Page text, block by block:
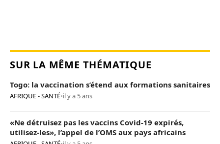
SUR LA MÊME THÉMATIQUE
Togo: la vaccination s’étend aux formations sanitaires
AFRIQUE - SANTÉ•il y a 5 ans
«Ne détruisez pas les vaccins Covid-19 expirés,
utilisez-les», l’appel de l’OMS aux pays africains